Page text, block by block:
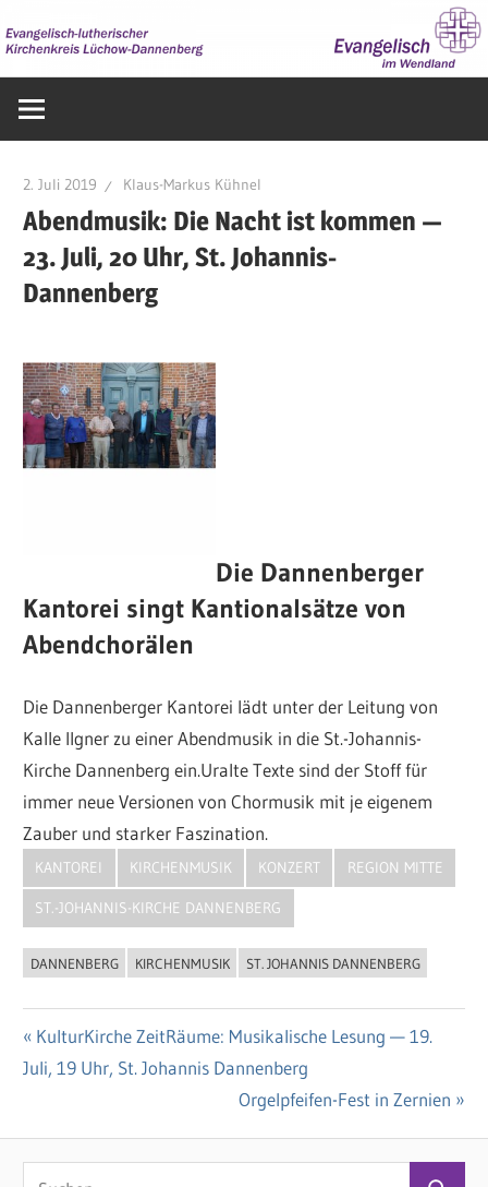
Inhalt
springen
im
2. Juli 2019 Klaus-Markus Kühnel
Abendmusik: Die Nacht ist kommen —
23. Juli, 20 Uhr, St. Johannis-
Dannenberg
Die Dannenberger
Kantorei singt Kantionalsätze von
Abendchorälen
Die Dannenberger Kantorei lädt unter der Leitung von
Kalle Ilgner zu einer Abendmusik in die St.-Johannis-
Kirche Dannenberg ein.Uralte Texte sind der Stoff für
immer neue Versionen von Chormusik mit je eigenem
Zauber und starker Faszination.
KANTOREI KIRCHENMUSIK KONZERT REGION MITTE
ST.-JOHANNIS-KIRCHE DANNENBERG
DANNENBERG KIRCHENMUSIK ST. JOHANNIS DANNENBERG
Beitragsnavigation
Vorheriger
Beitrag:
KulturKirche ZeitRäume: Musikalische Lesung — 19.
Juli, 19 Uhr, St. Johannis Dannenberg
Nächster
Orgelpfeifen-Fest in Zernien